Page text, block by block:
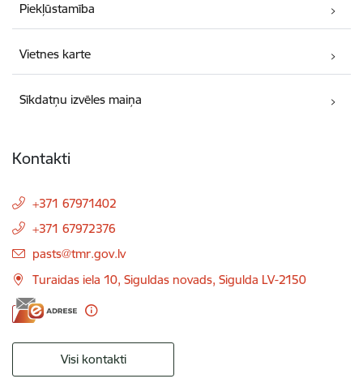
Piekļūstamība
Vietnes karte
Sīkdatņu izvēles maiņa
Kontakti
+371 67971402
+371 67972376
E-pasts:
pasts@tmr.gov.lv
Turaidas iela 10, Siguldas novads, Sigulda LV-2150
Visi kontakti